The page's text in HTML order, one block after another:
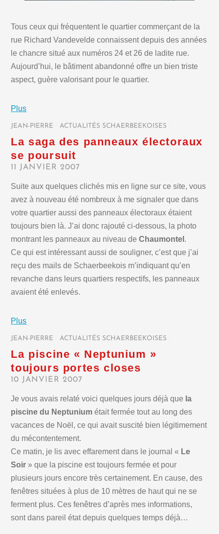
Tous ceux qui fréquentent le quartier commerçant de la
rue Richard Vandevelde connaissent depuis des années
le chancre situé aux numéros 24 et 26 de ladite rue.
Aujourd’hui, le bâtiment abandonné offre un bien triste
aspect, guère valorisant pour le quartier.
Plus
JEAN-PIERRE ACTUALITÉS SCHAERBEEKOISES
La saga des panneaux électoraux
se poursuit
11 JANVIER 2007
Suite aux quelques clichés mis en ligne sur ce site, vous
avez à nouveau été nombreux à me signaler que dans
votre quartier aussi des panneaux électoraux étaient
toujours bien là. J’ai donc rajouté ci-dessous, la photo
montrant les panneaux au niveau de Chaumontel .
Ce qui est intéressant aussi de souligner, c’est que j’ai
reçu des mails de Schaerbeekois m’indiquant qu’en
revanche dans leurs quartiers respectifs, les panneaux
avaient été enlevés.
Plus
JEAN-PIERRE ACTUALITÉS SCHAERBEEKOISES
La piscine « Neptunium »
toujours portes closes
10 JANVIER 2007
Je vous avais relaté voici quelques jours déjà que la
piscine du Neptunium était fermée tout au long des
vacances de Noël, ce qui avait suscité bien légitimement
du mécontentement.
Ce matin, je lis avec effarement dans le journal « Le
Soir » que la piscine est toujours fermée et pour
plusieurs jours encore très certainement. En cause, des
fenêtres situées à plus de 10 mètres de haut qui ne se
ferment plus. Ces fenêtres d’après mes informations,
sont dans pareil état depuis quelques temps déjà…